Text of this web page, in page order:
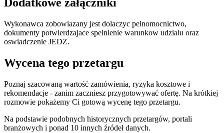
Dodatkowe załączniki
Wykonawca zobowiazany jest dolaczyc pelnomocnictwo,
dokumenty potwierdzajace spelnienie warunkow udzialu oraz
oswiadczenie JEDZ.
Wycena tego przetargu
Poznaj szacowaną wartość zamówienia, ryzyka kosztowe i
rekomendacje - zanim zaczniesz przygotowywać ofertę. Na krótkiej
rozmowie pokażemy Ci gotową wycenę tego przetargu.
Na podstawie podobnych historycznych przetargów, portali
branżowych i ponad 10 innych źródeł danych.